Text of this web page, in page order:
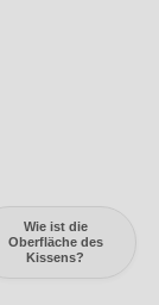
Wie ist die
Oberfläche des
Kissens?